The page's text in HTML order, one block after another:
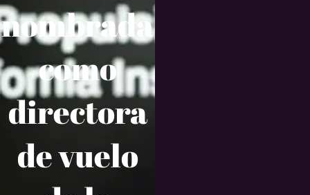
nombrada
como
directora
de vuelo